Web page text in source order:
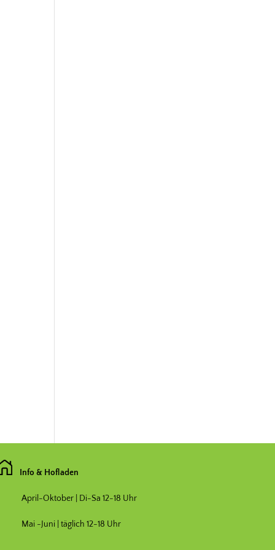
Info & Hofladen
April-Oktober | Di-Sa 12-18 Uhr
Mai -Juni | täglich 12-18 Uhr